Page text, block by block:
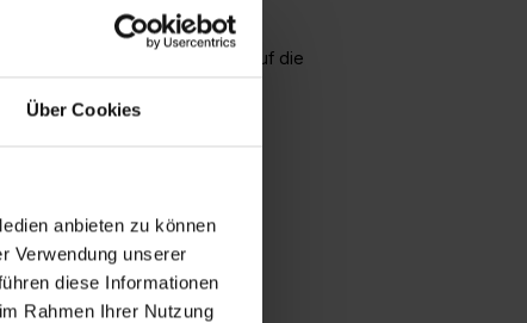
Über Cookies
anbieten zu können
Verwendung unserer
diese Informationen
Rahmen Ihrer Nutzung
die Bahnen werden direkt auf die